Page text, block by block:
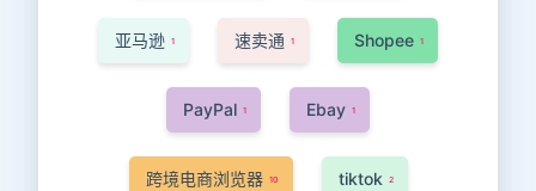
亚马逊 1 速卖通 1 Shopee 1
PayPal 1 Ebay 1
跨境电商浏览器 10 tiktok 2